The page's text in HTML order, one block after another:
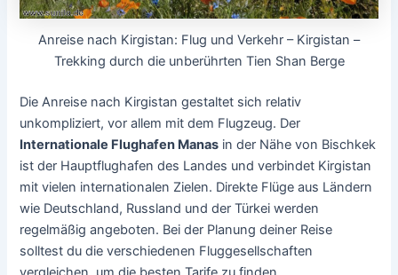
Anreise nach Kirgistan: Flug und Verkehr – Kirgistan –
Trekking durch die unberührten Tien Shan Berge
Die Anreise nach Kirgistan gestaltet sich relativ
unkompliziert, vor allem mit dem Flugzeug. Der
Internationale Flughafen Manas in der Nähe von Bischkek
ist der Hauptflughafen des Landes und verbindet Kirgistan
mit vielen internationalen Zielen. Direkte Flüge aus Ländern
wie Deutschland, Russland und der Türkei werden
regelmäßig angeboten. Bei der Planung deiner Reise
solltest du die verschiedenen Fluggesellschaften